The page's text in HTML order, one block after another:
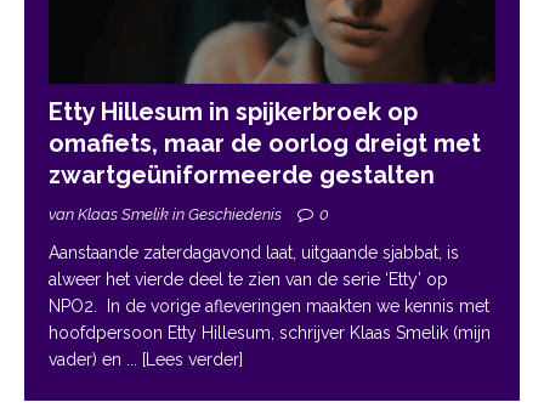
Etty Hillesum in spijkerbroek op
omafiets, maar de oorlog dreigt met
zwartgeüniformeerde gestalten
van Klaas Smelik in Geschiedenis 0
Aanstaande zaterdagavond laat, uitgaande sjabbat, is
alweer het vierde deel te zien van de serie ‘Etty’ op
NPO2. In de vorige afleveringen maakten we kennis met
hoofdpersoon Etty Hillesum, schrijver Klaas Smelik (mijn
vader) en ... [Lees verder]